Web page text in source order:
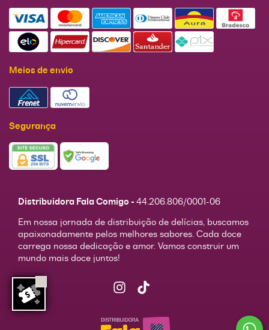
Meios de envio
Segurança
Distribuidora Fala Comigo - 44.206.806/0001-06
Em nossa jornada de distribuição de delícias, buscamos
apaixonadamente pelos melhores sabores. Cada doce
carrega nossa dedicação e amor. Vamos construir um
mundo mais doce juntos!